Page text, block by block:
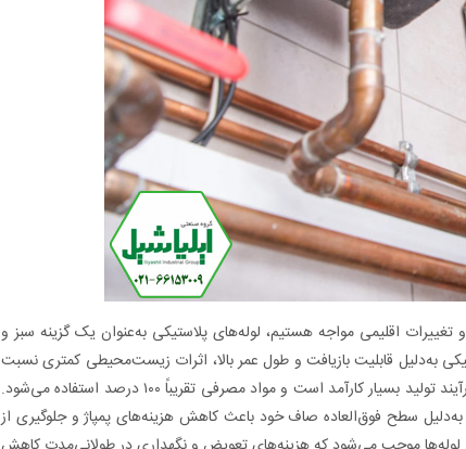
اقلیمی مواجه هستیم، لوله‌های پلاستیکی به‌عنوان یک گزینه سبز و
به‌دلیل قابلیت بازیافت و طول عمر بالا، اثرات زیست‌محیطی کمتری نسبت
به لوله‌های فلزی دارند. به‌ویژه در تولید لوله‌های پلیکا، فرآیند تولید بسیار کارآمد است و مواد مصرفی تقریباً ۱۰۰ درصد استفاده می‌شود.
سطح فوق‌العاده صاف خود باعث کاهش هزینه‌های پمپاژ و جلوگیری از